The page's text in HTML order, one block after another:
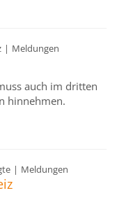
| Meldungen
auch im dritten
hinnehmen.
| Meldungen